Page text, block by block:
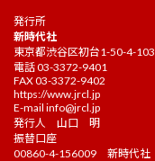
発行所
新時代社
東京都渋谷区初台1-50-4-103
電話 03-3372-9401
FAX 03-3372-9402
https://www.jrcl.jp
E-mail info@jrcl.jp
発行人 山口 明
振替口座
00860-4-156009 新時代社